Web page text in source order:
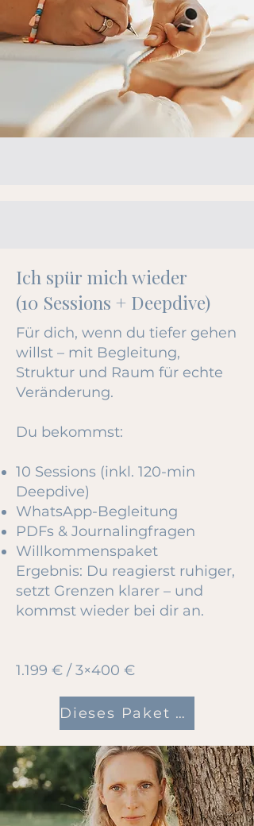
Ich spür mich wieder
(10 Sessions + Deepdive)
​Für dich, wenn du tiefer gehen
willst – mit Begleitung,
Struktur und Raum für echte
Veränderung.
Du bekommst:
10 Sessions (inkl. 120-min
Deepdive)
WhatsApp-Begleitung
PDFs & Journalingfragen
Willkommenspaket
Ergebnis: Du reagierst ruhiger,
setzt Grenzen klarer – und
kommst wieder bei dir an.
1.199 € / 3×400 €
Dieses Paket passt zu mir